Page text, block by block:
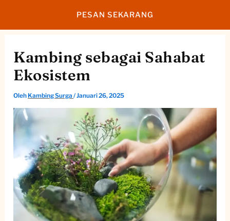
konten
PESAN SEKARANG
Kambing sebagai Sahabat
Ekosistem
Oleh Kambing Surga/Januari 26, 2025